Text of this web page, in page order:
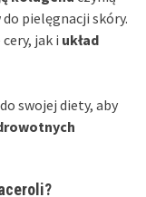
pielęgnacji skóry.
jak i układ
swojej diety, aby